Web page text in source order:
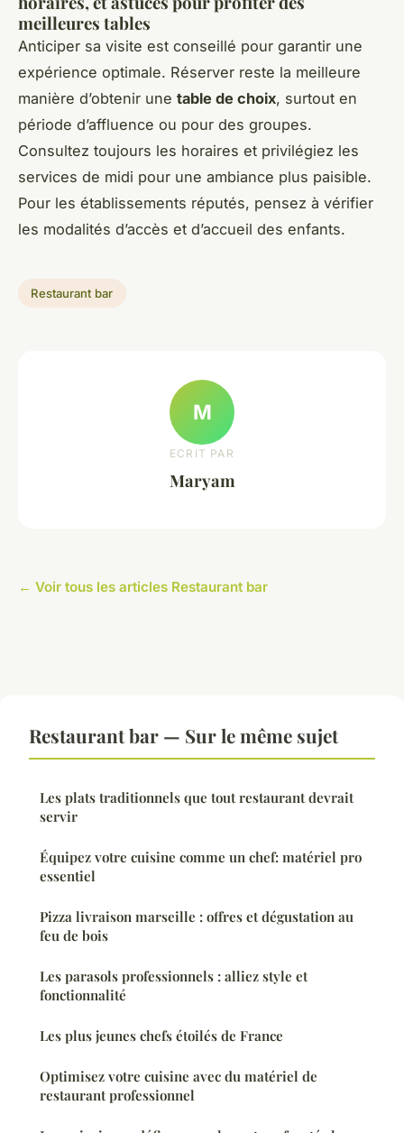
meilleures tables
Anticiper sa visite est conseillé pour garantir une
expérience optimale. Réserver reste la meilleure
manière d’obtenir une table de choix, surtout en
période d’affluence ou pour des groupes.
Consultez toujours les horaires et privilégiez les
services de midi pour une ambiance plus paisible.
Pour les établissements réputés, pensez à vérifier
les modalités d’accès et d’accueil des enfants.
Restaurant bar
M
ECRIT PAR
Maryam
← Voir tous les articles Restaurant bar
Restaurant bar — Sur le même sujet
Les plats traditionnels que tout restaurant devrait
servir
Équipez votre cuisine comme un chef: matériel pro
essentiel
Pizza livraison marseille : offres et dégustation au
feu de bois
Les parasols professionnels : alliez style et
fonctionnalité
Les plus jeunes chefs étoilés de France
Optimisez votre cuisine avec du matériel de
restaurant professionnel